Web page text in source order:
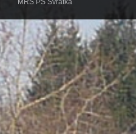
MRS PS Svratka